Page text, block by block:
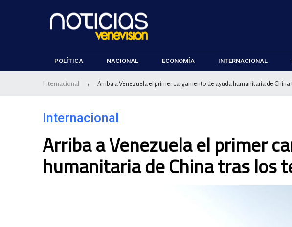
POLÍTICA NACIONAL ECONOMÍA INTERNACIONAL
Internacional / Arriba a Venezuela el primer cargamento de ayuda humanitaria de
Internacional
Arriba a Venezuela el primer
humanitaria de China tras los